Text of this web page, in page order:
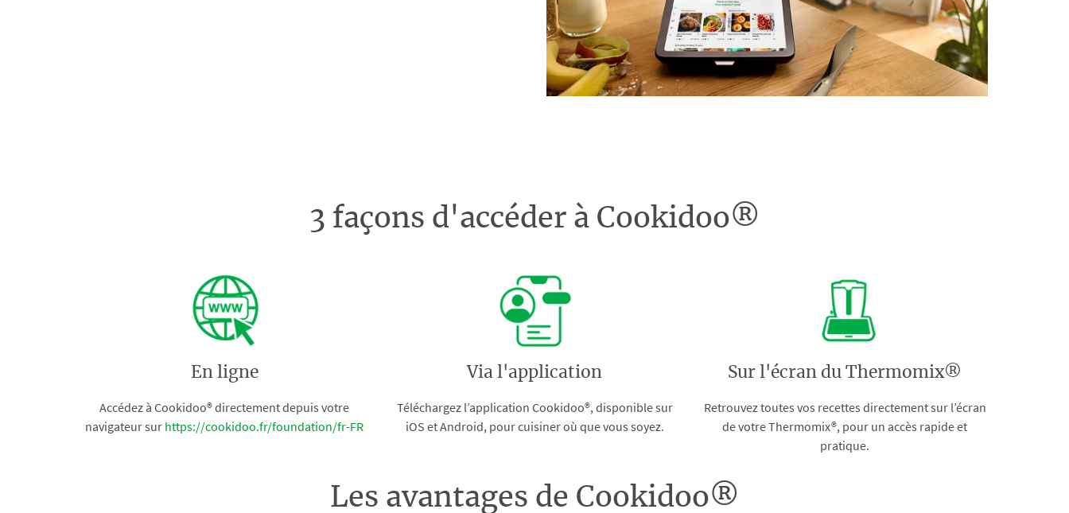
3 façons d'accéder à Cookidoo®
En ligne
Accédez à Cookidoo® directement depuis votre
navigateur sur https://cookidoo.fr/foundation/fr-FR
Via l'application
Téléchargez l’application Cookidoo®, disponible sur
iOS et Android, pour cuisiner où que vous soyez.
Sur l'écran du Thermomix®
Retrouvez toutes vos recettes directement sur l’écran
de votre Thermomix®, pour un accès rapide et
pratique.
Les avantages de Cookidoo®